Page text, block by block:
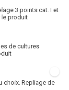
3 points cat. I et
le produit
de cultures
choix. Repliage de